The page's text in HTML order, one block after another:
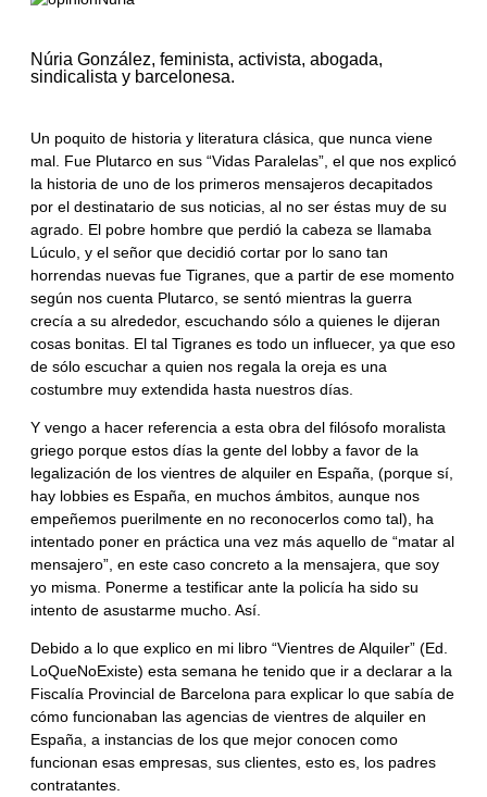
Núria González, feminista, activista, abogada,
sindicalista y barcelonesa.
Un poquito de historia y literatura clásica, que nunca viene
mal. Fue Plutarco en sus “Vidas Paralelas”, el que nos explicó
la historia de uno de los primeros mensajeros decapitados
por el destinatario de sus noticias, al no ser éstas muy de su
agrado. El pobre hombre que perdió la cabeza se llamaba
Lúculo, y el señor que decidió cortar por lo sano tan
horrendas nuevas fue Tigranes, que a partir de ese momento
según nos cuenta Plutarco, se sentó mientras la guerra
crecía a su alrededor, escuchando sólo a quienes le dijeran
cosas bonitas. El tal Tigranes es todo un influecer, ya que eso
de sólo escuchar a quien nos regala la oreja es una
costumbre muy extendida hasta nuestros días.
Y vengo a hacer referencia a esta obra del filósofo moralista
griego porque estos días la gente del lobby a favor de la
legalización de los vientres de alquiler en España, (porque sí,
hay lobbies es España, en muchos ámbitos, aunque nos
empeñemos puerilmente en no reconocerlos como tal), ha
intentado poner en práctica una vez más aquello de “matar al
mensajero”, en este caso concreto a la mensajera, que soy
yo misma. Ponerme a testificar ante la policía ha sido su
intento de asustarme mucho. Así.
Debido a lo que explico en mi libro “Vientres de Alquiler” (Ed.
LoQueNoExiste) esta semana he tenido que ir a declarar a la
Fiscalía Provincial de Barcelona para explicar lo que sabía de
cómo funcionaban las agencias de vientres de alquiler en
España, a instancias de los que mejor conocen como
funcionan esas empresas, sus clientes, esto es, los padres
contratantes.